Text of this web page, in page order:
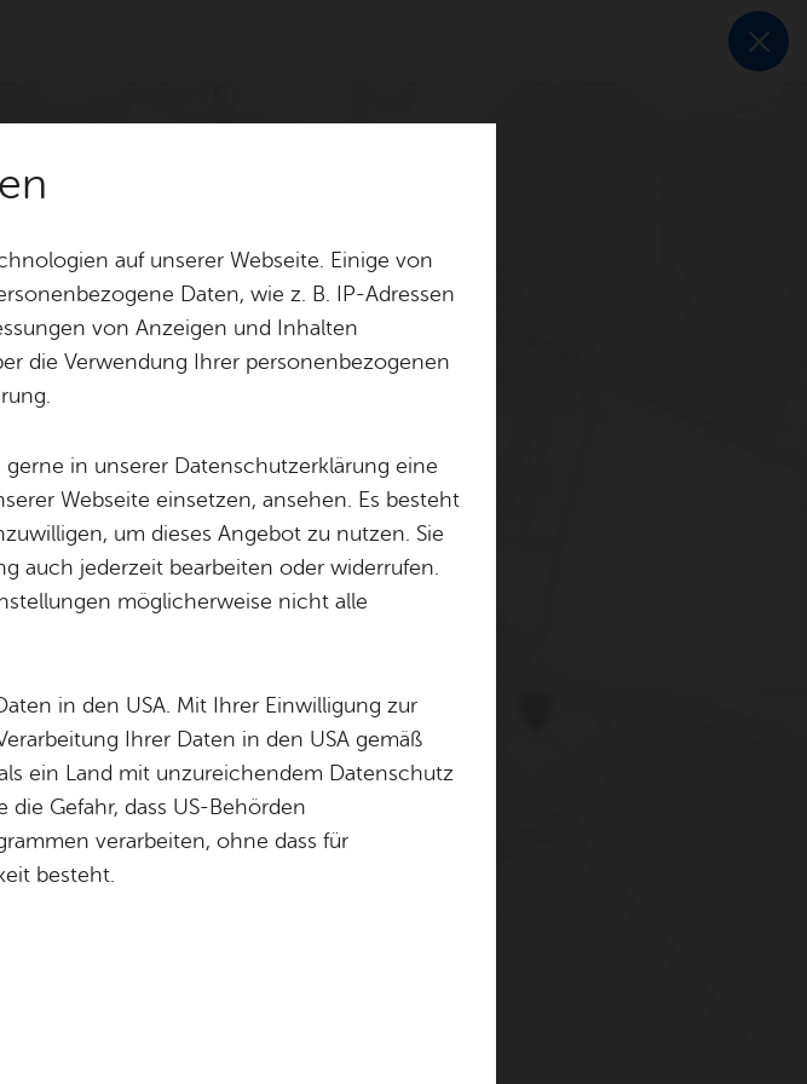
hergestellt. Diese verwenden Cookies und
und zu verbessern. Weitere Informationen
auf unserer Webseite. Einige von
Daten, wie z. B. IP-Adressen
von Anzeigen und Inhalten
die Verwendung Ihrer personenbezogenen
.
in unserer Datenschutzerklärung eine
Webseite einsetzen, ansehen. Es besteht
um dieses Angebot zu nutzen. Sie
auch jederzeit bearbeiten oder widerrufen.
möglicherweise nicht alle
in den USA. Mit Ihrer Einwilligung zur
Ihrer Daten in den USA gemäß
ein Land mit unzureichendem Datenschutz
die Gefahr, dass US-Behörden
verarbeiten, ohne dass für
besteht.